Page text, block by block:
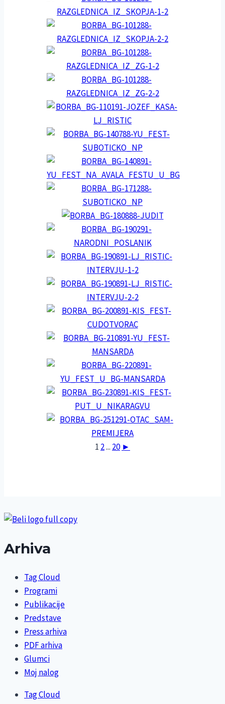
1 2... 20 ►
Arhiva
Tag Cloud
Programi
Publikacije
Predstave
Press arhiva
PDF arhiva
Glumci
Moj nalog
Tag Cloud